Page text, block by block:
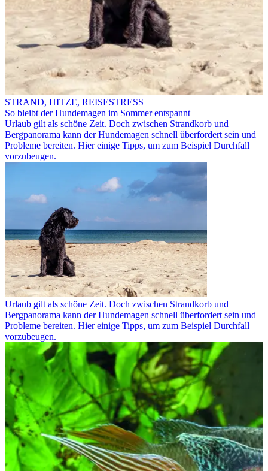
STRAND, HITZE, REISESTRESS
So bleibt der Hundemagen im Sommer entspannt
Urlaub gilt als schöne Zeit. Doch zwischen Strandkorb und
Bergpanorama kann der Hundemagen schnell überfordert sein und
Probleme bereiten. Hier einige Tipps, um zum Beispiel Durchfall
vorzubeugen.
Urlaub gilt als schöne Zeit. Doch zwischen Strandkorb und
Bergpanorama kann der Hundemagen schnell überfordert sein und
Probleme bereiten. Hier einige Tipps, um zum Beispiel Durchfall
vorzubeugen.